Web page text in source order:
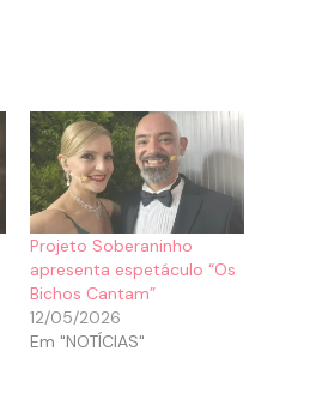
Projeto Soberaninho
apresenta espetáculo “Os
Bichos Cantam”
12/05/2026
Em "NOTÍCIAS"